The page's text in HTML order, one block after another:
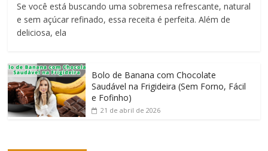
Se você está buscando uma sobremesa refrescante, natural
e sem açúcar refinado, essa receita é perfeita. Além de
deliciosa, ela
Bolo de Banana com Chocolate
Saudável na Frigideira (Sem Forno, Fácil
e Fofinho)
21 de abril de 2026